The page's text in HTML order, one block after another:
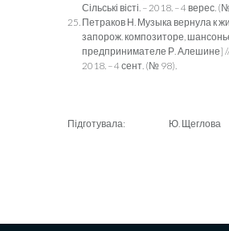
Сільські вісті. – 2018. – 4 верес.
Петраков Н. Музыка вернула к
запорож. композиторе,
предпринимателе Р. Алешине] //
2018. – 4 сент. (№ 98).
Підготувала: Ю. Щеглова